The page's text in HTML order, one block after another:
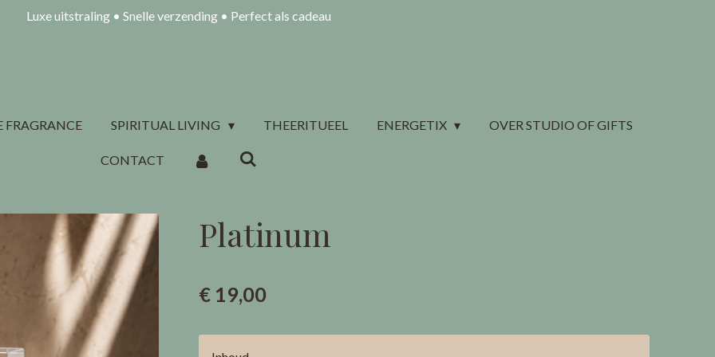
Luxe uitstraling • Snelle verzending • Perfect als cadeau
FRAGRANCE SPIRITUAL LIVING THEERITUEEL ENERGETIX OVER STUDIO OF GIFTS
CONTACT
Platinum
€ 19,00